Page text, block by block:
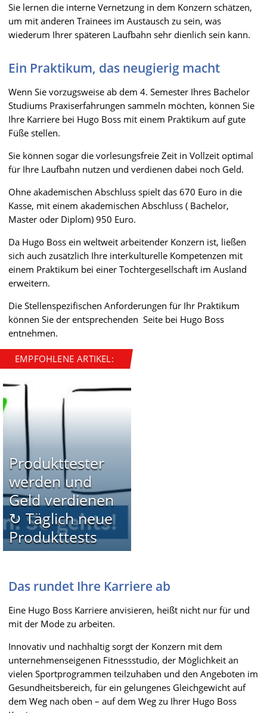
Sie lernen die interne Vernetzung in dem Konzern schätzen,
um mit anderen Trainees im Austausch zu sein, was
wiederum Ihrer späteren Laufbahn sehr dienlich sein kann.
Ein Praktikum, das neugierig macht
Wenn Sie vorzugsweise ab dem 4. Semester Ihres Bachelor
Studiums Praxiserfahrungen sammeln möchten, können Sie
Ihre Karriere bei Hugo Boss mit einem Praktikum auf gute
Füße stellen.
Sie können sogar die vorlesungsfreie Zeit in Vollzeit optimal
für Ihre Laufbahn nutzen und verdienen dabei noch Geld.
Ohne akademischen Abschluss spielt das 670 Euro in die
Kasse, mit einem akademischen Abschluss ( Bachelor,
Master oder Diplom) 950 Euro.
Da Hugo Boss ein weltweit arbeitender Konzern ist, ließen
sich auch zusätzlich Ihre interkulturelle Kompetenzen mit
einem Praktikum bei einer Tochtergesellschaft im Ausland
erweitern.
Die Stellenspezifischen Anforderungen für Ihr Praktikum
können Sie der entsprechenden Seite bei Hugo Boss
entnehmen.
EMPFOHLENE ARTIKEL:
Produkttester
werden und
Geld verdienen
↻ Täglich neue
Produkttests
Das rundet Ihre Karriere ab
Eine Hugo Boss Karriere anvisieren, heißt nicht nur für und
mit der Mode zu arbeiten.
Innovativ und nachhaltig sorgt der Konzern mit dem
unternehmenseigenen Fitnessstudio, der Möglichkeit an
vielen Sportprogrammen teilzuhaben und den Angeboten im
Gesundheitsbereich, für ein gelungenes Gleichgewicht auf
dem Weg nach oben – auf dem Weg zu Ihrer Hugo Boss